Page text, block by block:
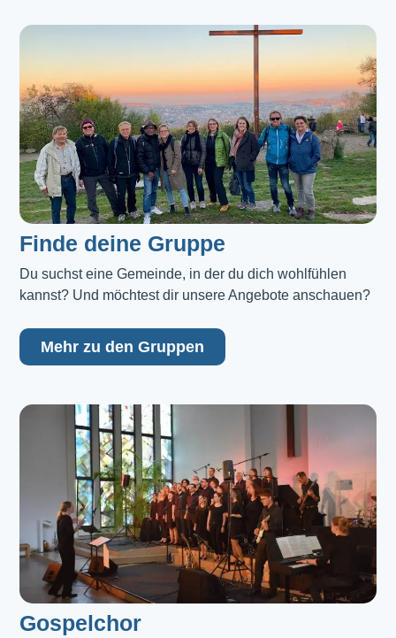
Finde deine Gruppe
Du suchst eine Gemeinde, in der du dich wohlfühlen
kannst? Und möchtest dir unsere Angebote anschauen?
Mehr zu den Gruppen
Gospelchor